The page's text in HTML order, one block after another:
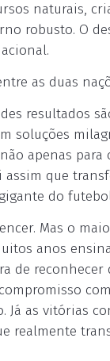
naturais,
robusto. O
as duas
resultados
soluções
apenas
que
do
Mas o
anos
de
Já as vitórias
realmente